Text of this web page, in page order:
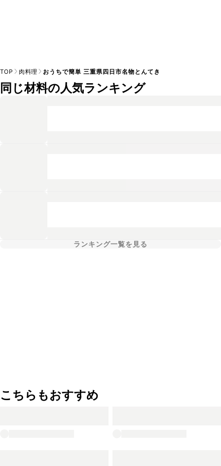
TOP 肉料理 おうちで簡単 三重県四日市名物とんてき
同じ材料の人気ランキング
ランキング一覧を見る
こちらもおすすめ